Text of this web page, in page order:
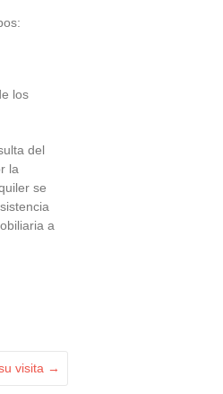
los
del
la
se
a
visita →